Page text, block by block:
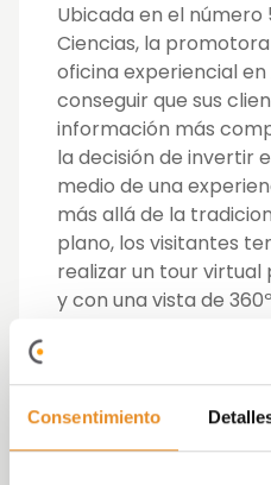
Consentimiento
Ubicada en el número
Ciencias, la
oficina experiencial
conseguir que sus
información más
la decisión de invertir
medio de una
más allá de la
plano, los visitantes
realizar un tour virtual
y con una vista de
La oficina
de experimentar una
zonas comunes